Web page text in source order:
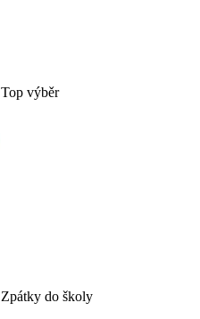
Top výběr
Zpátky do školy